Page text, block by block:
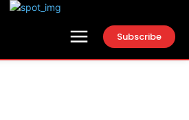
Subscribe